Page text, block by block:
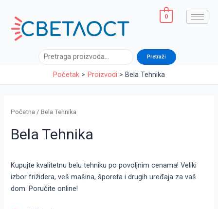
sadržaj
0
Pretraga Pretraži
Početak Proizvodi Bela Tehnika
Početna / Bela Tehnika
Bela Tehnika
Kupujte kvalitetnu belu tehniku po povoljnim cenama! Veliki
izbor frižidera, veš mašina, šporeta i drugih uređaja za vaš
dom. Poručite online!